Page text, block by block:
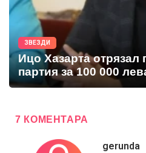
ЗВЕЗДИ
Ицо Хазарта отрязал
партия за 100 000
7 КОМЕНТАРА
gerunda